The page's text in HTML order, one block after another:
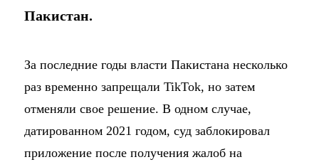
Пакистан.
За последние годы власти Пакистана несколько
раз временно запрещали TikTok, но затем
отменяли свое решение. В одном случае,
датированном 2021 годом, суд заблокировал
приложение после получения жалоб на